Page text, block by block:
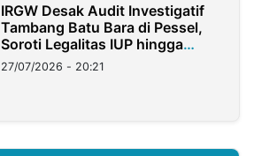
IRGW Desak Audit Investigatif
Tambang Batu Bara di Pessel,
Soroti Legalitas IUP hingga
Stockpile
27/07/2026 - 20:21